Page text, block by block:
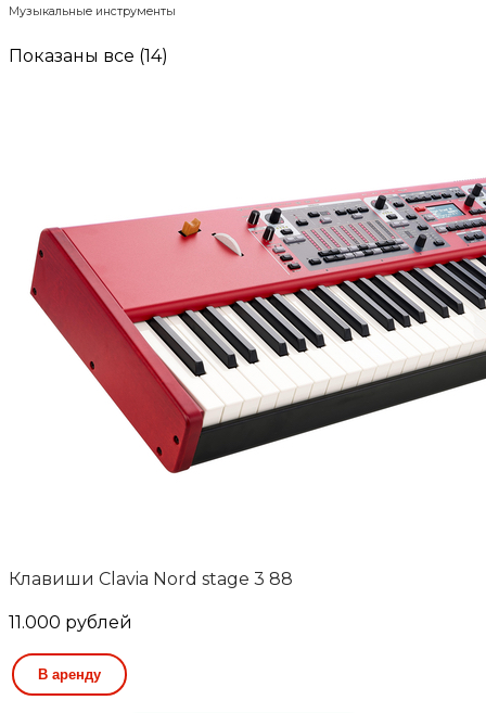
Музыкальные инструменты
Показаны все (14)
Клавиши Clavia Nord stage 3 88
11.000 рублей
В аренду